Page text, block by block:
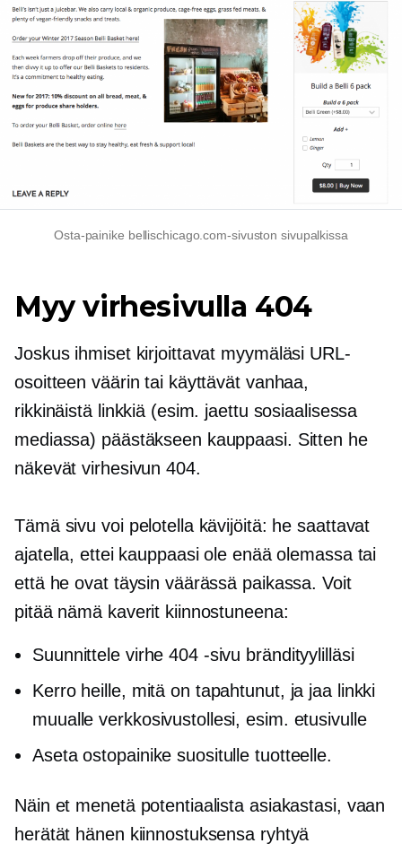
Osta-painike bellischicago.com-sivuston sivupalkissa
Myy virhesivulla 404
Joskus ihmiset kirjoittavat myymäläsi URL-
osoitteen väärin tai käyttävät vanhaa,
rikkinäistä linkkiä (esim. jaettu sosiaalisessa
mediassa) päästäkseen kauppaasi. Sitten he
näkevät virhesivun 404.
Tämä sivu voi pelotella kävijöitä: he saattavat
ajatella, ettei kauppaasi ole enää olemassa tai
että he ovat täysin väärässä paikassa. Voit
pitää nämä kaverit kiinnostuneena:
Suunnittele virhe 404 -sivu brändityylilläsi
Kerro heille, mitä on tapahtunut, ja jaa linkki
muualle verkkosivustollesi, esim. etusivulle
Aseta ostopainike suositulle tuotteelle.
Näin et menetä potentiaalista asiakastasi, vaan
herätät hänen kiinnostuksensa ryhtyä